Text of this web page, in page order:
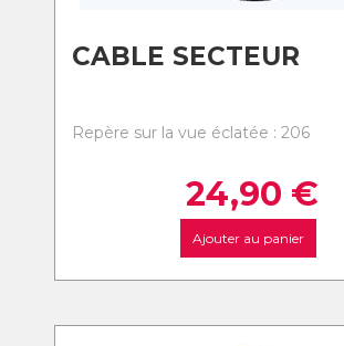
CABLE SECTEUR
Repère sur la vue éclatée : 206
24,90 €
Ajouter au panier